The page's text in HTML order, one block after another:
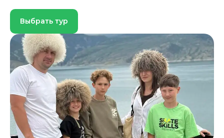
Выбрать тур